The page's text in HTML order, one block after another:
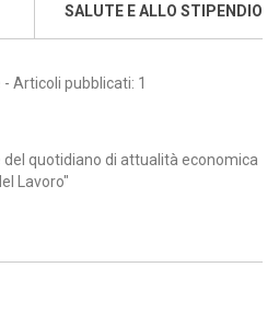
SALUTE E ALLO STIPENDIO
- Articoli pubblicati: 1
del quotidiano di attualità economica
Lavoro"